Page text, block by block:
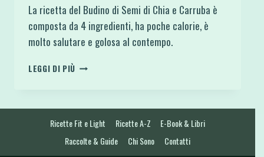
La ricetta del Budino di Semi di Chia e Carruba è
composta da 4 ingredienti, ha poche calorie, è
molto salutare e golosa al contempo.
LEGGI DI PIÙ CHIA
VEGAN
SENZA
Ricette Fit e Light Ricette A-Z
E-Book & Libri
Raccolte & Guide
Chi Sono Contatti